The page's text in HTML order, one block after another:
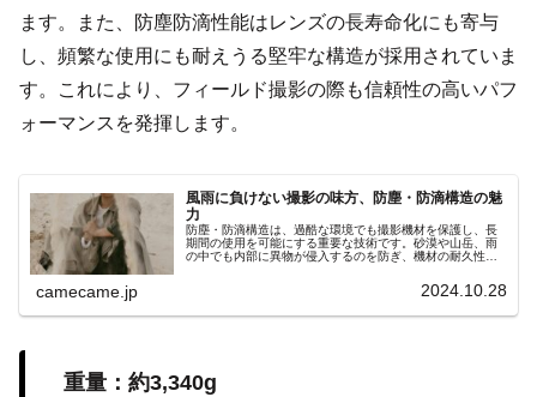
ます。また、防塵防滴性能はレンズの長寿命化にも寄与
し、頻繁な使用にも耐えうる堅牢な構造が採用されていま
す。これにより、フィールド撮影の際も信頼性の高いパフ
ォーマンスを発揮します。
風雨に負けない撮影の味方、防塵・防滴構造の魅
力
防塵・防滴構造は、過酷な環境でも撮影機材を保護し、長
期間の使用を可能にする重要な技術です。砂漠や山岳、雨
の中でも内部に異物が侵入するのを防ぎ、機材の耐久性と
環境での撮影において、天候や環境に左右されない安定し
た撮影を実現します。防塵・防滴機能を持つ機材を選ぶこ
しむことが可能です。
camecame.jp 2024.10.28
重量：約3,340g